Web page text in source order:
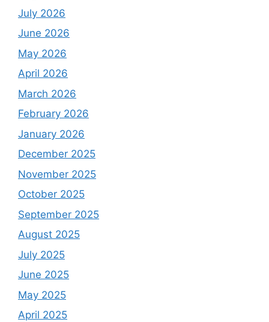
July 2026
June 2026
May 2026
April 2026
March 2026
February 2026
January 2026
December 2025
November 2025
October 2025
September 2025
August 2025
July 2025
June 2025
May 2025
April 2025